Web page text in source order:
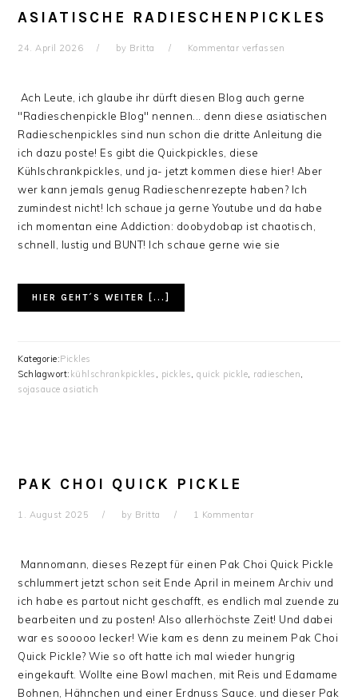
ASIATISCHE RADIESCHENPICKLES
24. April 2026 by Britta Kommentar verfassen
Ach Leute, ich glaube ihr dürft diesen Blog auch gerne
"Radieschenpickle Blog" nennen... denn diese asiatischen
Radieschenpickles sind nun schon die dritte Anleitung die
ich dazu poste! Es gibt die Quickpickles, diese
Kühlschrankpickles, und ja- jetzt kommen diese hier! Aber
wer kann jemals genug Radieschenrezepte haben? Ich
zumindest nicht! Ich schaue ja gerne Youtube und da habe
ich momentan eine Addiction: doobydobap ist chaotisch,
schnell, lustig und BUNT! Ich schaue gerne wie sie
HIER GEHT´S WEITER [...]
Kategorie:Pickles
Schlagwort: kühlschrankpickles , pickles,quick pickle, radieschen,
sojasauce asiatich
PAK CHOI QUICK PICKLE
1. August 2025 by Britta 1 Kommentar
Mannomann, dieses Rezept für einen Pak Choi Quick Pickle
schlummert jetzt schon seit Ende April in meinem Archiv und
ich habe es partout nicht geschafft, es endlich mal zuende zu
bearbeiten und zu posten! Also allerhöchste Zeit! Und dabei
war es sooooo lecker! Wie kam es denn zu meinem Pak Choi
Quick Pickle? Wie so oft hatte ich mal wieder hungrig
eingekauft. Wollte eine Bowl machen, mit Reis und Edamame
Bohnen, Hähnchen und einer Erdnuss Sauce. und dieser Pak